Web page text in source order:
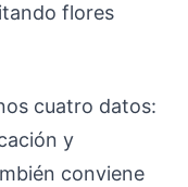
flores
cuatro datos:
y
conviene